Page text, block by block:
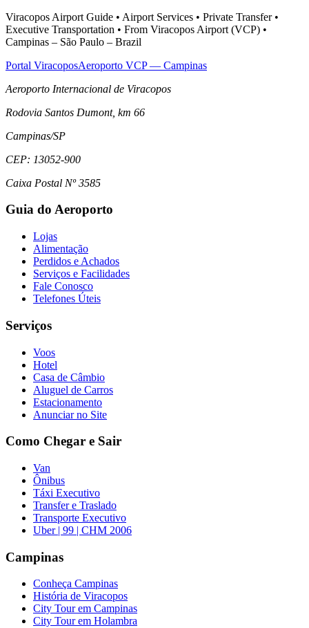
Viracopos Airport Guide • Airport Services • Private Transfer •
Executive Transportation • From Viracopos Airport (VCP) •
Campinas – São Paulo – Brazil
Portal ViracoposAeroporto VCP — Campinas
Aeroporto Internacional de Viracopos
Rodovia Santos Dumont, km 66
Campinas/SP
CEP: 13052-900
Caixa Postal Nº 3585
Guia do Aeroporto
Lojas
Alimentação
Perdidos e Achados
Serviços e Facilidades
Fale Conosco
Telefones Úteis
Serviços
Voos
Hotel
Casa de Câmbio
Aluguel de Carros
Estacionamento
Anunciar no Site
Como Chegar e Sair
Van
Ônibus
Táxi Executivo
Transfer e Traslado
Transporte Executivo
Uber | 99 | CHM 2006
Campinas
Conheça Campinas
História de Viracopos
City Tour em Campinas
City Tour em Holambra